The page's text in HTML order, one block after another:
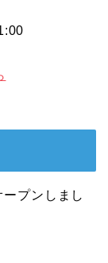
プンしまし